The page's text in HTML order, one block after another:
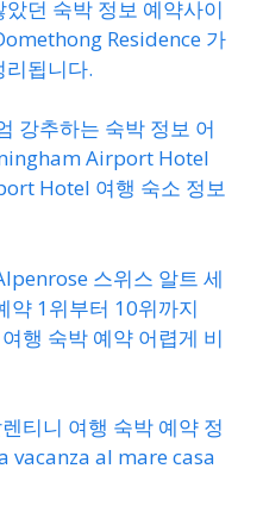
던 숙박 정보 예약사이
Residence 가
리됩니다.
강추하는 숙박 정보 어
Airport Hotel
Hotel 여행 숙소 정보
스위스 알트 세
약 1위부터 10위까지
행 숙박 예약 어렵게 비
티니 여행 숙박 예약 정
vacanza al mare casa